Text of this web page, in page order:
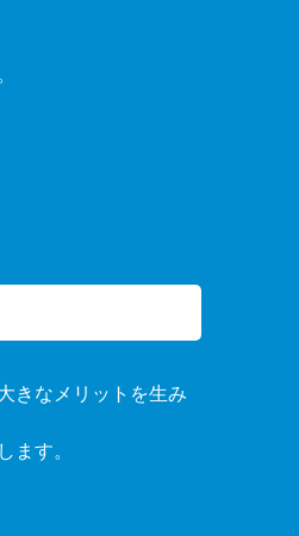
きなメリットを生み
ます。